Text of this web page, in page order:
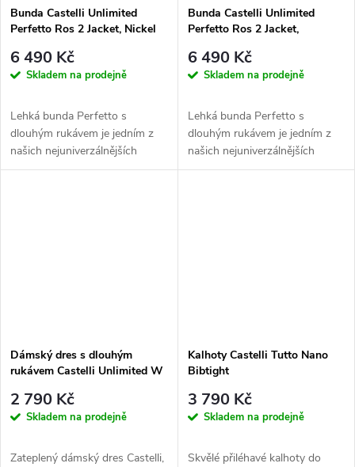
Bunda Castelli Unlimited
Perfetto Ros 2 Jacket, Nickel
6 490 Kč
Skladem na prodejně
Lehká bunda Perfetto s
dlouhým rukávem je jedním z
našich nejuniverzálnějších
kousků. 100% ochrana proti
Bunda Castelli Unlimited
Perfetto Ros 2 Jacket,
rust
6 490 Kč
Skladem na prodejně
Lehká bunda Perfetto s
dlouhým rukávem je jedním z
našich nejuniverzálnějších
kousků. 100% ochrana proti
Dámský dres s dlouhým
rukávem Castelli Unlimited W
2 790 Kč
Skladem na prodejně
Zateplený dámský dres Castelli,
Kalhoty Castelli Tutto Nano
Bibtight
3 790 Kč
Skladem na prodejně
Skvělé přiléhavé kalhoty do